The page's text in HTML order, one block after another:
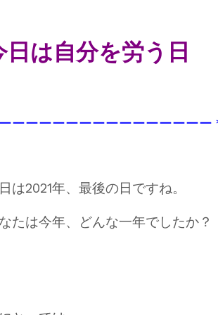
日は自分を労う日
ーーーーーーーーーーーーーーー
は2021年、最後の日ですね。
たは今年、どんな一年でしたか？